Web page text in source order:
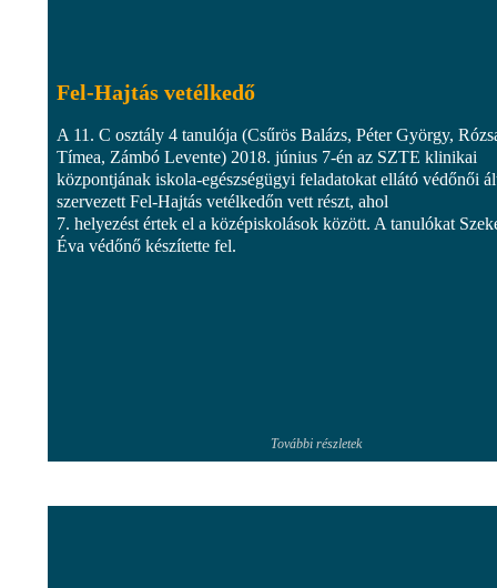
Fel-Hajtás vetélkedő
A 11. C osztály 4 tanulója (Csűrös Balázs, Péter György,
Tímea, Zámbó Levente) 2018. június 7-én az SZTE klinikai
központjának iskola-egészségügyi feladatokat ellátó védőnői
szervezett Fel-Hajtás vetélkedőn vett részt, ahol
7. helyezést értek el a középiskolások között. A tanulókat
Éva védőnő készítette fel.
További részletek